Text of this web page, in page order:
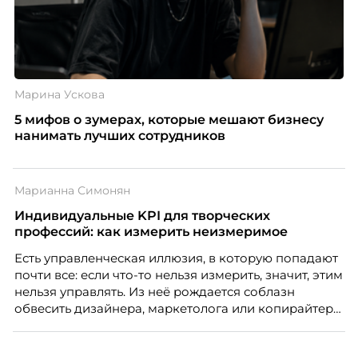
Марина Ускова
5 мифов о зумерах, которые мешают бизнесу
нанимать лучших сотрудников
Марианна Симонян
Индивидуальные KPI для творческих
профессий: как измерить неизмеримое
Есть управленческая иллюзия, в которую попадают
почти все: если что-то нельзя измерить, значит, этим
нельзя управлять. Из неё рождается соблазн
обвесить дизайнера, маркетолога или копирайтера